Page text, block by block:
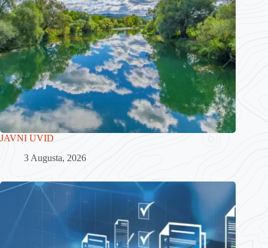
JAVNI UVID
3 Augusta, 2026